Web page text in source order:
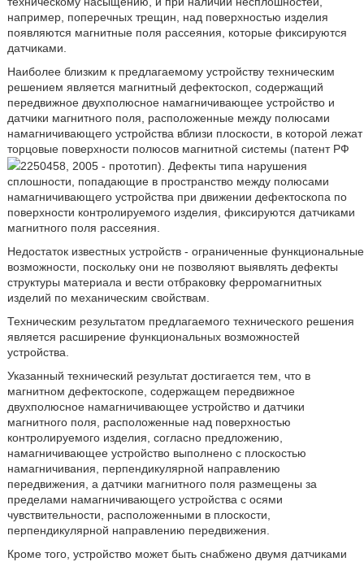
например, поперечных трещин, над поверхностью изделия
появляются магнитные поля рассеяния, которые фиксируются
датчиками.
Наиболее близким к предлагаемому устройству техническим
решением является магнитный дефектоскоп, содержащий
передвижное двухполюсное намагничивающее устройство и
датчики магнитного поля, расположенные между полюсами
намагничивающего устройства вблизи плоскости, в которой лежат
торцовые поверхности полюсов магнитной системы (патент РФ
2250458, 2005 - прототип). Дефекты типа нарушения
сплошности, попадающие в пространство между полюсами
намагничивающего устройства при движении дефектоскопа по
поверхности контролируемого изделия, фиксируются датчиками
магнитного поля рассеяния.
Недостаток известных устройств - ограниченные функциональные
возможности, поскольку они не позволяют выявлять дефекты
структуры материала и вести отбраковку ферромагнитных
изделий по механическим свойствам.
Техническим результатом предлагаемого технического решения
является расширение функциональных возможностей
устройства.
Указанный технический результат достигается тем, что в
магнитном дефектоскопе, содержащем передвижное
двухполюсное намагничивающее устройство и датчики
магнитного поля, расположенные над поверхностью
контролируемого изделия, согласно предложению,
намагничивающее устройство выполнено с плоскостью
намагничивания, перпендикулярной направлению
передвижения, а датчики магнитного поля размещены за
пределами намагничивающего устройства с осями
чувствительности, расположенными в плоскости,
перпендикулярной направлению передвижения.
Кроме того, устройство может быть снабжено двумя датчиками